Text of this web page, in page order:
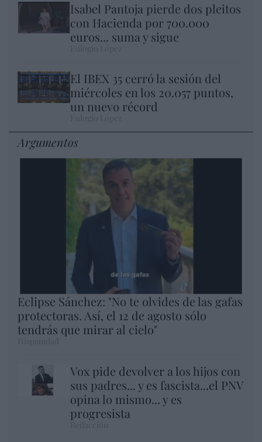
Isabel Pantoja pierde dos pleitos
con Hacienda por 700.000
euros... suma y sigue
El IBEX 35 cerró la sesión del
miércoles en los 20.057 puntos,
un nuevo récord
Argumentos
Eclipse Sánchez: "No te olvides de las gafas
protectoras. Así, el 12 de agosto sólo
tendrás que mirar al cielo"
Vox pide devolver a los hijos con
sus padres... y es fascista...el PNV
opina lo mismo... y es
progresista